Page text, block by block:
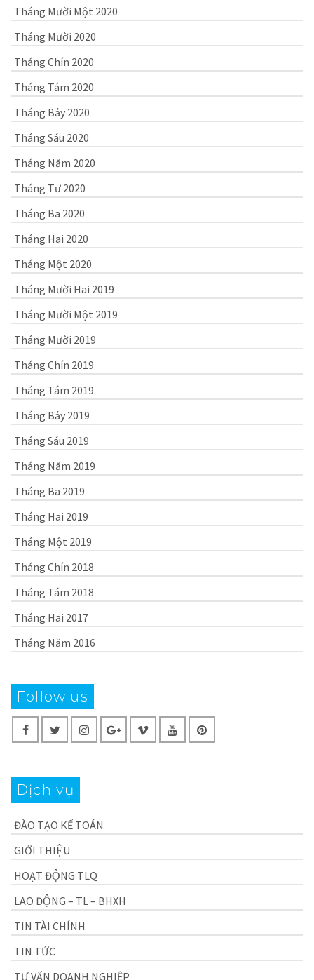
Tháng Mười Một 2020
Tháng Mười 2020
Tháng Chín 2020
Tháng Tám 2020
Tháng Bảy 2020
Tháng Sáu 2020
Tháng Năm 2020
Tháng Tư 2020
Tháng Ba 2020
Tháng Hai 2020
Tháng Một 2020
Tháng Mười Hai 2019
Tháng Mười Một 2019
Tháng Mười 2019
Tháng Chín 2019
Tháng Tám 2019
Tháng Bảy 2019
Tháng Sáu 2019
Tháng Năm 2019
Tháng Ba 2019
Tháng Hai 2019
Tháng Một 2019
Tháng Chín 2018
Tháng Tám 2018
Tháng Hai 2017
Tháng Năm 2016
Follow us
Dịch vụ
ĐÀO TẠO KẾ TOÁN
GIỚI THIỆU
HOẠT ĐỘNG TLQ
LAO ĐỘNG – TL – BHXH
TIN TÀI CHÍNH
TIN TỨC
TƯ VẤN DOANH NGHIỆP